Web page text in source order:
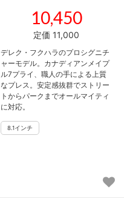
10,450
定価 11,000
デレク・フクハラのプロシグニチ
ャーモデル。カナディアンメイプ
ル7プライ、職人の手による上質
なプレス。安定感抜群でストリー
トからパークまでオールマイティ
に対応。